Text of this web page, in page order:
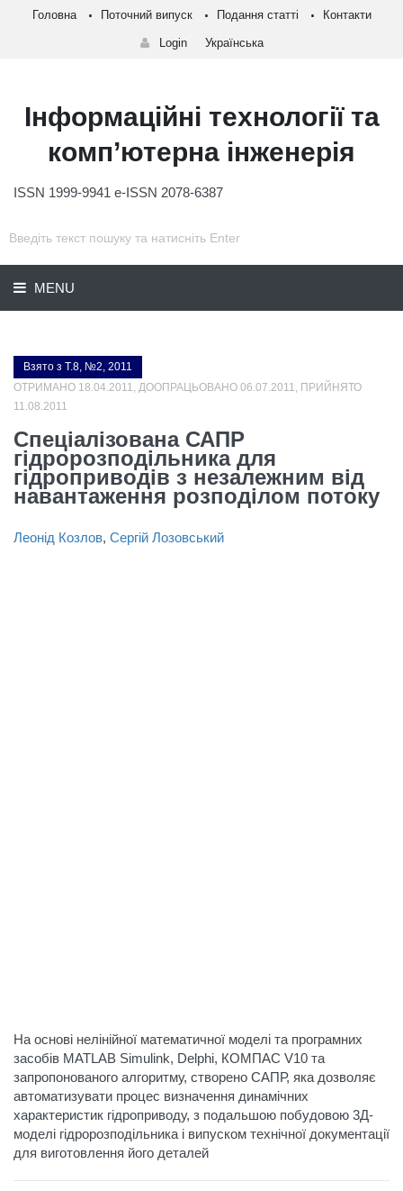
Головна Поточний випуск Подання статті Контакти
Login Українська
Інформаційні технології та
комп’ютерна інженерія
ISSN 1999-9941 e-ISSN 2078-6387
MENU
Взято з Т.8, №2, 2011
ОТРИМАНО 18.04.2011, ДООПРАЦЬОВАНО 06.07.2011, ПРИЙНЯТО
11.08.2011
Спеціалізована САПР
гідророзподільника для
гідроприводів з незалежним від
навантаження розподілом потоку
Леонід Козлов, Сергій Лозовський
На основі нелінійної математичної моделі та програмних
засобів MATLAB Simulink, Delphi, КОМПАС V10 та
запропонованого алгоритму, створено САПР, яка дозволяє
автоматизувати процес визначення динамічних
характеристик гідроприводу, з подальшою побудовою 3Д-
моделі гідророзподільника і випуском технічної документації
для виготовлення його деталей